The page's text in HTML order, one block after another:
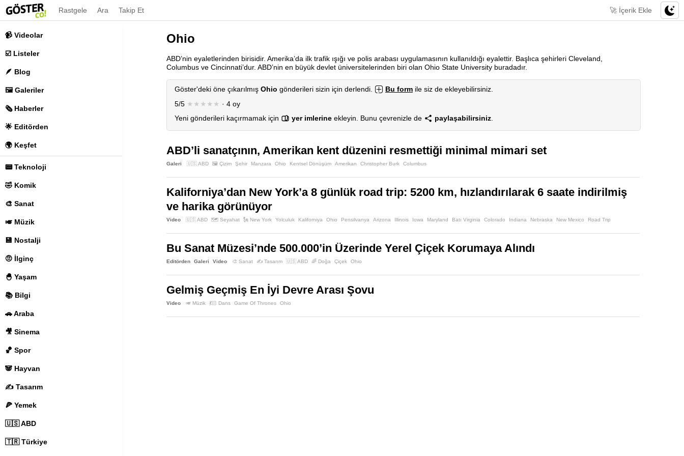
📹 Videolar
☑️ Listeler
🪶 Blog
🖼️ Galeriler
🗞️ Haberler
🌟 Editörden
🌍 Keşfet
📟 Teknoloji
🤣 Komik
🎨 Sanat
🎺 Müzik
💾 Nostalji
🤨 İlginç
🐣 Yaşam
📚 Bilgi
🚗 Araba
🎥 Sinema
🏀 Spor
🐼 Hayvan
✍️ Tasarım
🍕 Yemek
🇺🇸 ABD
🇹🇷 Türkiye
Rastgele Ara Takip Et 🚀 İçerik Ekle
Ohio
ABD’nin eyaletlerinden birisidir. Amerika’da ilk trafik ışığı ve polis arabası uygulamasının kullanıldığı eyalettir. Başlıca şehirleri Cleveland,
Columbus ve Cincinnati’dur. ABD’nin en büyük devlet üniversitelerinden biri olan Ohio State University buradadır.
Göster'deki öne çıkarılmış Ohio gönderileri sizin için derlendi. Bu form ile siz de ekleyebilirsiniz.
5/5 ★★★★★ · 4 oy
Yeni gönderileri kaçırmamak için
yer imlerine ekleyin. Bunu çevrenizle de paylaşabilirsiniz
ABD’li sanatçının, Amerikan kent düzenini resmettiği minimal mimari set
Galeri 🇺🇸 ABD 🖼️ Çizim Şehir Manzara Ohio Kentsel Dönüşüm Amerikan Christopher Burk Columbus
Kaliforniya’dan New York’a 8 günlük road trip: 5200 km, hızlandırılarak 6 saate indirilmiş
ve harika görünüyor
Video 🇺🇸 ABD 🗺️ Seyahat 🗽 New York Yolculuk Kaliforniya Ohio Pensilvanya Arizona Illinois Iowa Maryland Batı Virginia Colorado Indiana Nebraska New Mexico Road Trip
Bu Sanat Müzesi’nde 500.000’in Üzerinde Yerel Çiçek Korumaya Alındı
Editörden Galeri Video 🎨 Sanat ✍️ Tasarım 🇺🇸 ABD 🌈 Doğa Çiçek Ohio
Gelmiş Geçmiş En İyi Devre Arası Şovu
Video 🎺 Müzik 💃🏻 Dans Game Of Thrones Ohio